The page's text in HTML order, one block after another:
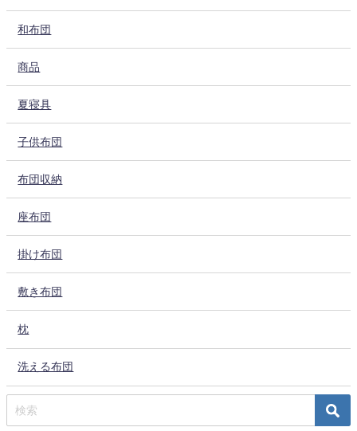
和布団
商品
夏寝具
子供布団
布団収納
座布団
掛け布団
敷き布団
枕
洗える布団